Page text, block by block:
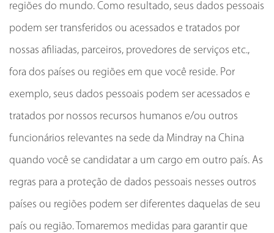
regiões do mundo. Como resultado, seus dados pessoais
podem ser transferidos ou acessados e tratados por
nossas afiliadas, parceiros, provedores de serviços etc.,
fora dos países ou regiões em que você reside. Por
exemplo, seus dados pessoais podem ser acessados e
tratados por nossos recursos humanos e/ou outros
funcionários relevantes na sede da Mindray na China
quando você se candidatar a um cargo em outro país. As
regras para a proteção de dados pessoais nesses outros
países ou regiões podem ser diferentes daquelas de seu
país ou região. Tomaremos medidas para garantir que